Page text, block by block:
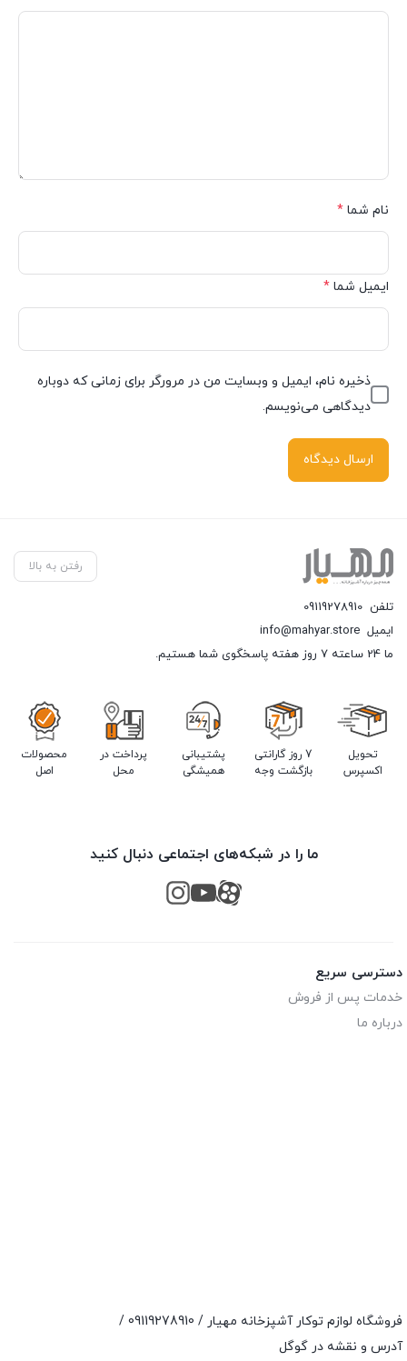
نام شما *
ایمیل شما *
ذخیره نام، ایمیل و وبسایت من در مرورگر برای زمانی که دوباره
دیدگاهی می‌نویسم.
رفتن به بالا
تلفن 09119278910
ایمیل info@mahyar.store
ما 24 ساعته 7 روز هفته پاسخگوی شما هستیم.
تحویل
اکسپرس
7 روز گارانتی
بازگشت وجه
پشتیبانی
همیشگی
پرداخت در
محل
محصولات
اصل
ما را در شبکه‌های اجتماعی دنبال کنید
دسترسی سریع
خدمات پس از فروش
درباره ما
فروشگاه لوازم توکار آشپزخانه مهیار / 09119278910
/
آدرس و نقشه در گوگل